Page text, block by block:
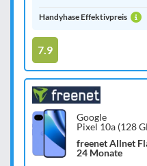
Handyhase Effektivpreis
7.9
Google
Pixel 10a (128
freenet Allnet
24 Monate